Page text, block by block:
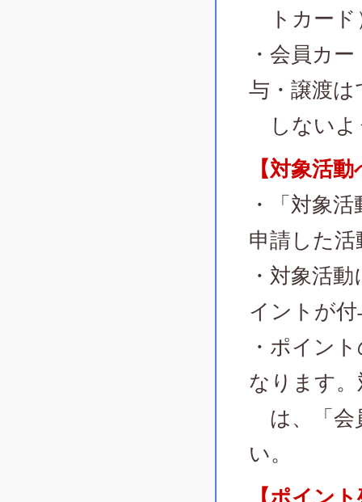
トカード
・会員カ
与・譲渡
しないよ
【対象活
・「対象
申請した
・対象活
イントが
・ポイン
なります
は、「会
い。
【ポイン